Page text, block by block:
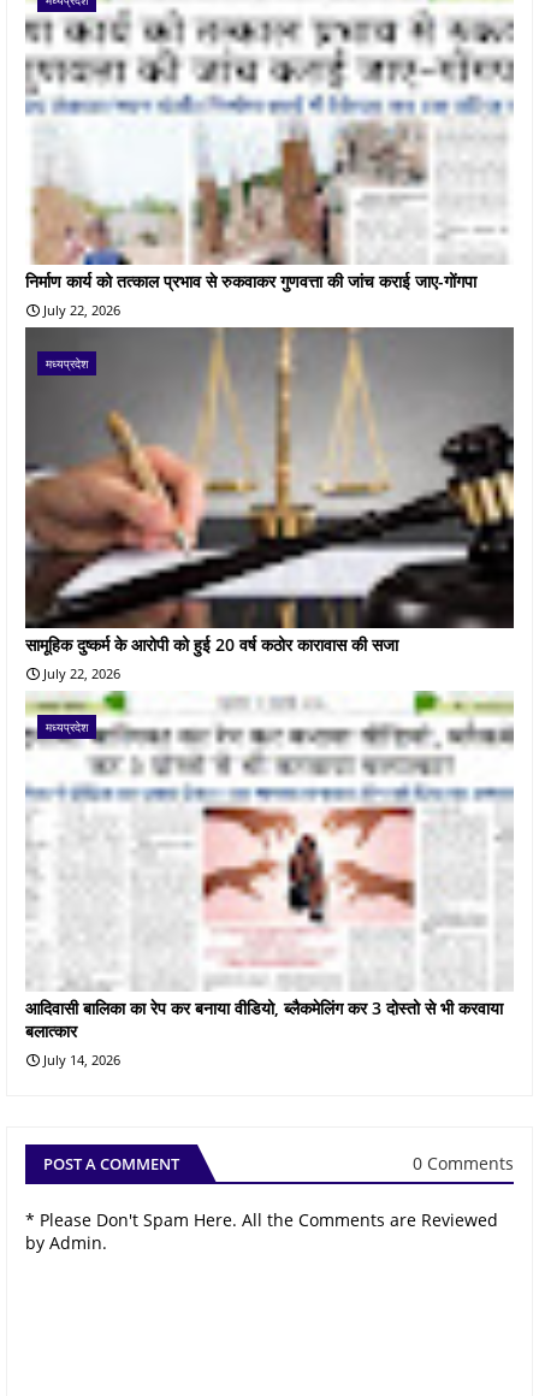
निर्माण कार्य को तत्काल प्रभाव से रुकवाकर गुणवत्ता की जांच कराई जाए-गोंगपा
July 22, 2026
मध्यप्रदेश
सामूहिक दुष्कर्म के आरोपी को हुई 20 वर्ष कठोर कारावास की सजा
July 22, 2026
मध्यप्रदेश
आदिवासी बालिका का रेप कर बनाया वीडियो, ब्लैकमेलिंग कर 3 दोस्तो से भी करवाया
बलात्कार
July 14, 2026
POST A COMMENT 0 Comments
* Please Don't Spam Here. All the Comments are Reviewed
by Admin.